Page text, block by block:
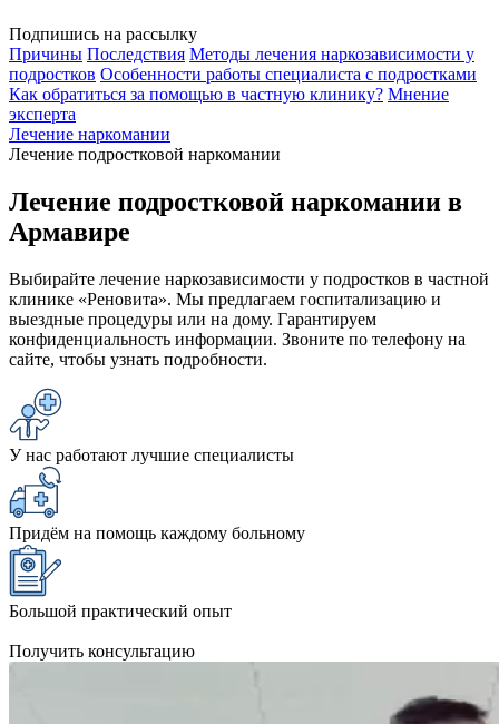
Подпишись на рассылку
Причины Последствия Методы лечения наркозависимости у
подростков Особенности работы специалиста с подростками
Как обратиться за помощью в частную клинику? Мнение
эксперта
Лечение наркомании
Лечение подростковой наркомании
Лечение подростковой наркомании в
Армавире
Выбирайте лечение наркозависимости у подростков в частной
клинике «Реновита». Мы предлагаем госпитализацию и
выездные процедуры или на дому. Гарантируем
конфиденциальность информации. Звоните по телефону на
сайте, чтобы узнать подробности.
У нас работают лучшие специалисты
Придём на помощь каждому больному
Большой практический опыт
Получить консультацию